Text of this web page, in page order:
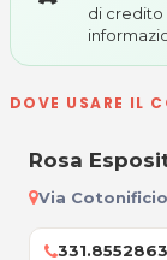
di credito
DOVE USARE IL
Rosa
Via
331.8552863